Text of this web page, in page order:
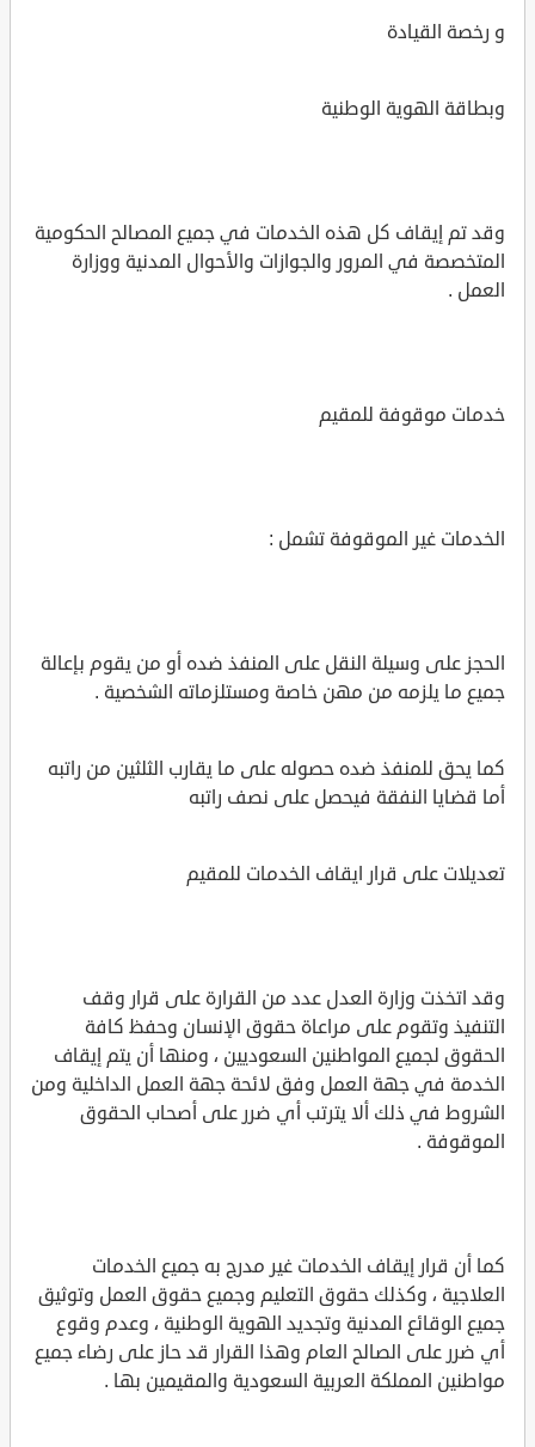
و رخصة القيادة
وبطاقة الهوية الوطنية
وقد تم إيقاف كل هذه الخدمات في جميع المصالح الحكومية
المتخصصة في المرور والجوازات والأحوال المدنية ووزارة
العمل .
خدمات موقوفة للمقيم
الخدمات غير الموقوفة تشمل :
الحجز على وسيلة النقل على المنفذ ضده أو من يقوم بإعالة
جميع ما يلزمه من مهن خاصة ومستلزماته الشخصية .
كما يحق للمنفذ ضده حصوله على ما يقارب الثلثين من راتبه
أما قضايا النفقة فيحصل على نصف راتبه
تعديلات على قرار ايقاف الخدمات للمقيم
وقد اتخذت وزارة العدل عدد من القرارة على قرار وقف
التنفيذ وتقوم على مراعاة حقوق الإنسان وحفظ كافة
الحقوق لجميع المواطنين السعوديين ، ومنها أن يتم إيقاف
الخدمة في جهة العمل وفق لائحة جهة العمل الداخلية ومن
الشروط في ذلك ألا يترتب أي ضرر على أصحاب الحقوق
الموقوفة .
كما أن قرار إيقاف الخدمات غير مدرج به جميع الخدمات
العلاجية ، وكذلك حقوق التعليم وجميع حقوق العمل وتوثيق
جميع الوقائع المدنية وتجديد الهوية الوطنية ، وعدم وقوع
أي ضرر على الصالح العام وهذا القرار قد حاز على رضاء جميع
مواطنين المملكة العربية السعودية والمقيمين بها .